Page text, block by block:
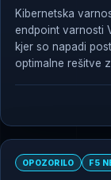
Kibernetska
endpoint varnosti
kjer so napadi
optimalne rešitve
OPOZORILO F5